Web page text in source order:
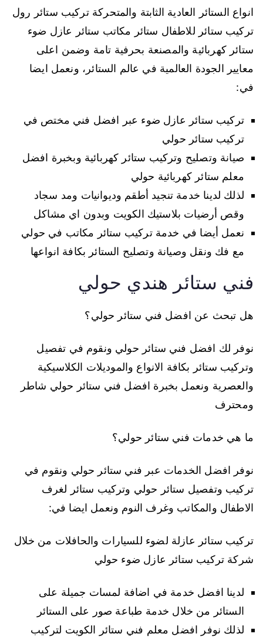
انواع الستائر العادية الثابتة والمتحركة تركيب ستائر رول
تركيب ستائر للاطفال ستائر مكاتب ستائر عازل ضوء
ستائر كهربائية والمصنعة بحرفية تامة وضمن اعلى
معايير الجودة العالمية في عالم الستائر، ونعمل ايضا
في:
تركيب ستائر عازل ضوء عبر افضل فني مختص في
تركيب ستائر حولي
صيانة وتصليح وتركيب ستائر كهربائية وبخبرة افضل
معلم ستائر كهربائية حولي
لذلك لدينا خدمة تنجيد أطقم وديوانيات ومد سجاد
وقص أرضيات بلاستيك الكويت وبدون اي مشاكل
نعمل أيضا في خدمة تركيب ستائر مكاتب في حولي
مع فك ونقل وصيانة وتصليح الستائر بكافة انواعها
فني ستائر هندي حولي
هل تبحث عن افضل فني ستائر حولي؟
نوفر لك افضل فني ستائر حولي ونقوم في تفصيل
وتركيب ستائر بكافة الانواع والموديلات الكلاسيكية
والعصرية ونعمل بخبرة افضل فني ستائر حولي شاطر
ومحترف
ما هي خدمات فني ستائر حولي؟
نوفر افضل الخدمات عبر فني ستائر حولي ونقوم في
تركيب وتفصيل ستائر حولي وتركيب ستائر لغرف
الاطفال والمكاتب وغرف النوم ونعمل ايضا في:
تركيب ستائر عازلة لضوء للسيارات والحافلات من خلال
شركة تركيب ستائر عازل ضوء حولي
لدينا افضل خدمة في اضافة لمسات جميلة على
الستائر من خلال خدمة طباعة صور على الستائر
لذلك نوفر افضل معلم فني ستائر الكويت لتركيب